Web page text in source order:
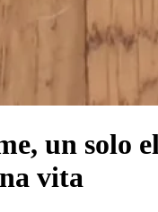
un solo
vita